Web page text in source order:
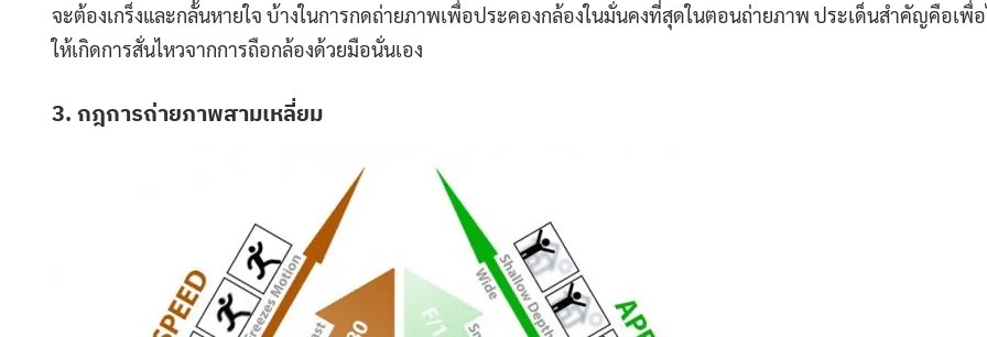
จะต้องเกร็งและกลั้นหายใจ บ้างในการกดถ่ายภาพเพื่อประคองกล้องในมั่นคงที่สุดในตอนถ่ายภาพ ประเด็นสำคัญคือเพื่
ให้เกิดการสั่นไหวจากการถือกล้องด้วยมือนั่นเอง
3. กฎการถ่ายภาพสามเหลี่ยม